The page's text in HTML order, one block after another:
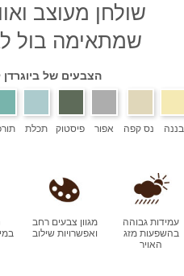
שולחן מעוצב
שמתאימה בול
הצבעים של
בננה נס קפה אפור פיסטוק תכלת
עמידות גבוהה
בהשפעות מזג
האויר
מגוון צבעים רחב
ואפשרויות שילוב